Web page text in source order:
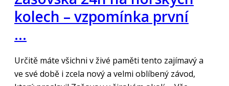
kolech – vzpomínka první
…
Určitě máte všichni v živé paměti tento zajímavý a
ve své době i zcela nový a velmi oblíbený závod,